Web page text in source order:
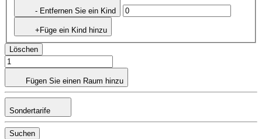
- Entfernen Sie ein Kind
+Füge ein Kind hinzu
Löschen
Fügen Sie einen Raum hinzu
Sondertarife
Suchen